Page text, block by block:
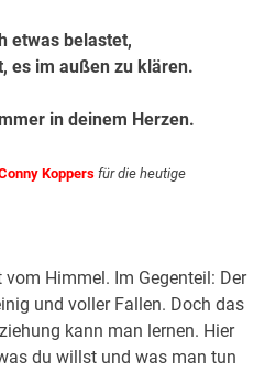
etwas belastet,
es im außen zu klären.
in deinem Herzen.
Koppers für die heutige
Himmel. Im Gegenteil: Der
und voller Fallen. Doch das
kann man lernen. Hier
du willst und was man tun